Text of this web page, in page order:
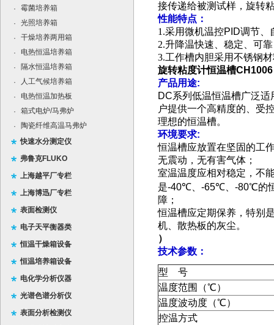
·
霉菌培养箱
·
光照培养箱
·
干燥培养两用箱
·
电热恒温培养箱
·
隔水恒温培养箱
·
人工气候培养箱
·
电热恒温加热板
·
箱式电炉/马弗炉
·
陶瓷纤维高温马弗炉
快速水分测定仪
弗鲁克FLUKO
上海越平厂专栏
上海博迅厂专栏
表面检测仪
电子天平衡器类
恒温干燥箱设备
恒温培养箱设备
电化学分析仪器
光谱色谱分析仪
表面分析检测仪
接传递给被测试样，旋转
性能特点：
1.采用微机温控PID调节、
2.升降温快速、稳定、可
3.工作槽内胆采用不锈钢
旋转粘度计恒温槽
产品用途:
DC系列低温恒温槽广泛
户提供一个高精度的、受
理想的恒温槽。
环境要求:
恒温槽应放置在坚固的工
无震动，无有害气体；
室温温度应相对稳定，不
是-40℃、 -65℃、 -80℃的
障；
恒温槽应定期保养，特别
机、散热板的灰尘。
）
技术参数：
型
号
温度范围（℃）
温度波动度（℃）
控温方式